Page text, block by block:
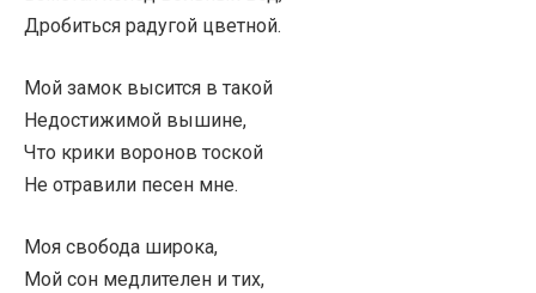
Дробиться радугой цветной.
Мой замок высится в такой
Недостижимой вышине,
Что крики воронов тоской
Не отравили песен мне.
Моя свобода широка,
Мой сон медлителен и тих,